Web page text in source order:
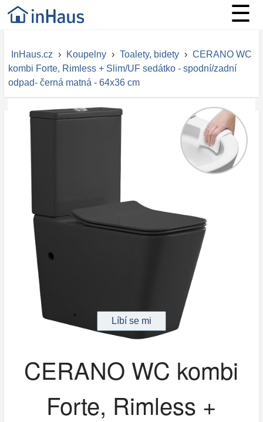
☰
InHaus.cz › Koupelny › Toalety, bidety › CERANO WC
kombi Forte, Rimless + Slim/UF sedátko - spodní/zadní
odpad- černá matná - 64x36 cm
CERANO WC kombi
Forte, Rimless +